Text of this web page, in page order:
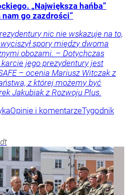
„Największa hańba”
nam go zazdrości”
nic nie wskazuje na to,
spory między dwoma
obozami. – Dotychczas
jego prezydentury jest
– ocenia Mariusz Witczak z
z której możemy być
Jakubiak z Rozwoju Plus.
Opinie i komentarzeTygodnik